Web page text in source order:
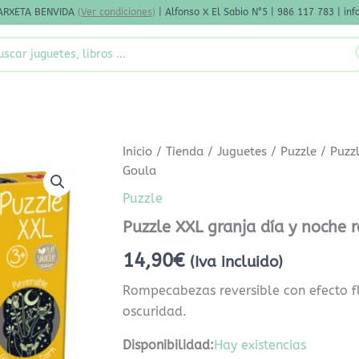
BENVIDA (Ver condiciones) | Alfonso X El Sabio N°5 | 986 117 783 |
Inicio /Tienda /Juguetes / Puzzle /
Goula
Puzzle
Puzzle XXL granja día y noche
14,90€ (Iva incluido)
Rompecabezas reversible con
oscuridad.
Disponibilidad:Hay existencias
Puzzle
XXL
día
noche
Goula